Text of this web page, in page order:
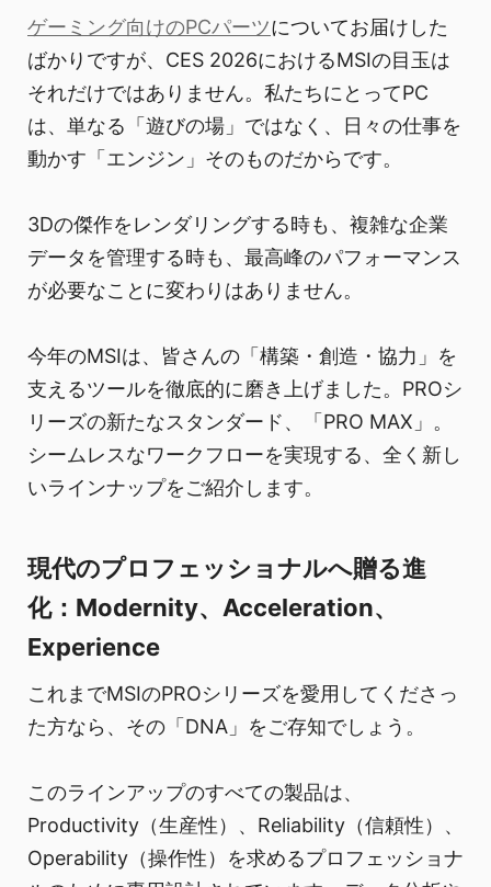
ゲーミング向けのPCパーツについてお届けした
ばかりですが、CES 2026におけるMSIの目玉は
それだけではありません。私たちにとってPC
は、単なる「遊びの場」ではなく、日々の仕事を
動かす「エンジン」そのものだからです。
3Dの傑作をレンダリングする時も、複雑な企業
データを管理する時も、最高峰のパフォーマンス
が必要なことに変わりはありません。
今年のMSIは、皆さんの「構築・創造・協力」を
支えるツールを徹底的に磨き上げました。PROシ
リーズの新たなスタンダード、「PRO MAX」。
シームレスなワークフローを実現する、全く新し
いラインナップをご紹介します。
現代のプロフェッショナルへ贈る進
化：Modernity、Acceleration、
Experience
これまでMSIのPROシリーズを愛用してくださっ
た方なら、その「DNA」をご存知でしょう。
このラインアップのすべての製品は、
Productivity（生産性）、Reliability（信頼性）、
Operability（操作性）を求めるプロフェッショナ